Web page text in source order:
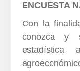
ENCUESTA
Con la
conozca y
estadística